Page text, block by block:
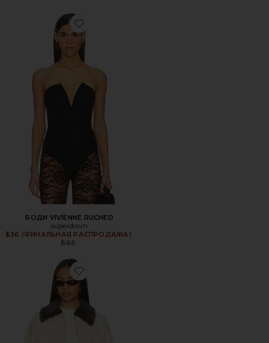
Favorite БОДИ VIVIENNE RUCHED
БОДИ VIVIENNE RUCHED
superdown
$36 (ФИНАЛЬНАЯ РАСПРОДАЖА)
Previous price:
$62
Favorite КУРТКА CHAPPELL